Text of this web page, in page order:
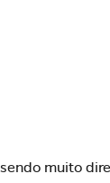
muito